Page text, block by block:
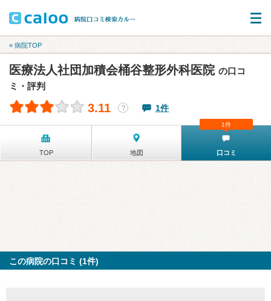
« 病院TOP
医療法人社団加積会桶谷整形外科医院 の口コ
ミ・評判
3.11 ？ 1件
TOP 地図 口コミ
1件
この病院の口コミ (1件)